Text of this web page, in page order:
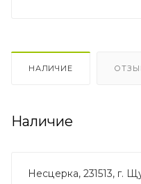
НАЛИЧИЕ
Наличие
Несцерка, 231513, г.